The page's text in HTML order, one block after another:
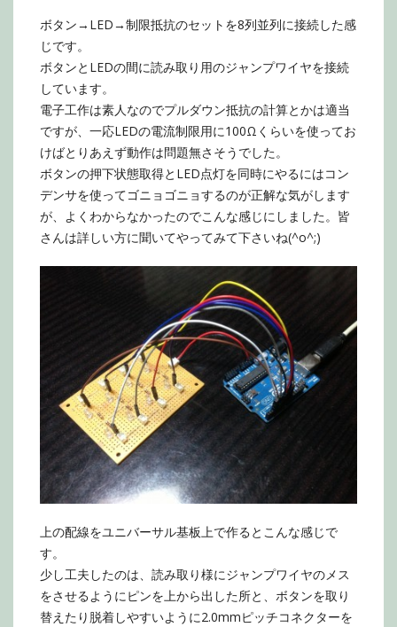
ボタン→LED→制限抵抗のセットを8列並列に接続した感
じです。
ボタンとLEDの間に読み取り用のジャンプワイヤを接続
しています。
電子工作は素人なのでプルダウン抵抗の計算とかは適当
ですが、一応LEDの電流制限用に100Ωくらいを使ってお
けばとりあえず動作は問題無さそうでした。
ボタンの押下状態取得とLED点灯を同時にやるにはコン
デンサを使ってゴニョゴニョするのが正解な気がします
が、よくわからなかったのでこんな感じにしました。皆
さんは詳しい方に聞いてやってみて下さいね(^o^;)
上の配線をユニバーサル基板上で作るとこんな感じで
す。
少し工夫したのは、読み取り様にジャンプワイヤのメス
をさせるようにピンを上から出した所と、ボタンを取り
替えたり脱着しやすいように2.0mmピッチコネクターを